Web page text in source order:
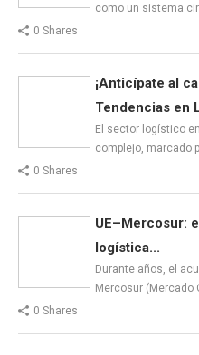
como un sistema
0 Shares
¡Anticípate al
Tendencias en
El sector logístico
complejo, marcado
0 Shares
UE–Mercosur:
logística...
Durante años, el
Mercosur (Mercado
0 Shares